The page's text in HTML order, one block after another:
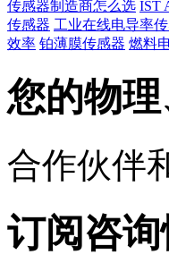
传感器制造商怎么选 IST
传感器 工业在线电导率
效率 铂薄膜传感器 燃料
您的物
合作伙伴
订阅咨